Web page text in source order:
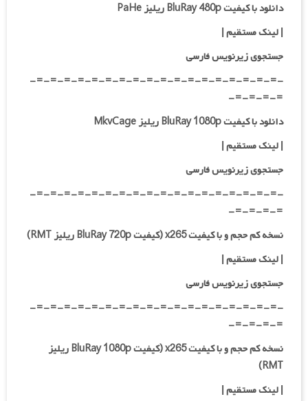
دانلود با کیفیت BluRay 480p ریلیز PaHe
| لینک مستقیم|
جستجوی زیرنویس فارسی
-=-=-=-=-=-=-=-=-=-=-=-=-=-=-=-=-=-=-
=-=-=-=-
دانلود با کیفیت BluRay 1080p ریلیز MkvCage
| لینک مستقیم|
جستجوی زیرنویس فارسی
-=-=-=-=-=-=-=-=-=-=-=-=-=-=-=-=-=-=-
=-=-=-=-
نسخه کم حجم و با کیفیت x265 (کیفیت BluRay 720p ریلیز RMT)
| لینک مستقیم |
جستجوی زیرنویس فارسی
-=-=-=-=-=-=-=-=-=-=-=-=-=-=-=-=-=-=-
=-=-=-=-
نسخه کم حجم و با کیفیت x265 (کیفیت BluRay 1080p ریلیز
RMT)
| لینک مستقیم |